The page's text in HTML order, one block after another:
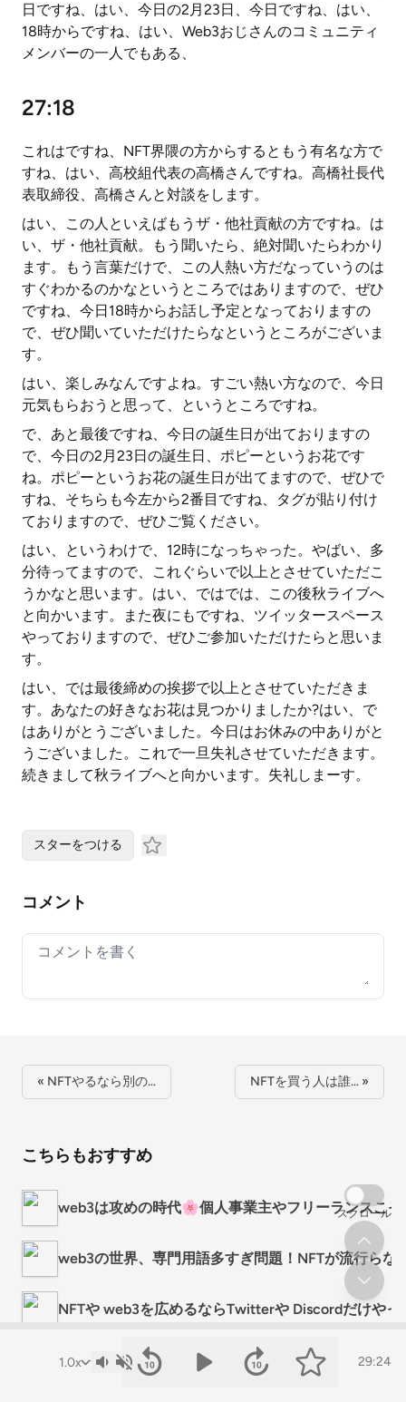
日ですね、はい、今日の2月23日、今日ですね、はい、
18時からですね、はい、Web3おじさんのコミュニティ
メンバーの一人でもある、
27:18
これはですね、NFT界隈の方からするともう有名な方で
すね、はい、高校組代表の高橋さんですね。高橋社長代
表取締役、高橋さんと対談をします。
はい、この人といえばもうザ・他社貢献の方ですね。は
い、ザ・他社貢献。もう聞いたら、絶対聞いたらわかり
ます。もう言葉だけで、この人熱い方だなっていうのは
すぐわかるのかなというところではありますので、ぜひ
ですね、今日18時からお話し予定となっておりますの
で、ぜひ聞いていただけたらなというところがございま
す。
はい、楽しみなんですよね。すごい熱い方なので、今日
元気もらおうと思って、というところですね。
で、あと最後ですね、今日の誕生日が出ておりますの
で、今日の2月23日の誕生日、ポピーというお花です
ね。ポピーというお花の誕生日が出てますので、ぜひで
すね、そちらも今左から2番目ですね、タグが貼り付け
ておりますので、ぜひご覧ください。
はい、というわけで、12時になっちゃった。やばい、多
分待ってますので、これぐらいで以上とさせていただこ
うかなと思います。はい、ではでは、この後秋ライブへ
と向かいます。また夜にもですね、ツイッタースペース
やっておりますので、ぜひご参加いただけたらと思いま
す。
はい、では最後締めの挨拶で以上とさせていただきま
す。あなたの好きなお花は見つかりましたか?はい、で
はありがとうございました。今日はお休みの中ありがと
うございました。これで一旦失礼させていただきます。
続きまして秋ライブへと向かいます。失礼しまーす。
29:24
スターをつける
コメント
Your comment
« NFTやるなら別の… NFTを買う人は誰… »
こちらもおすすめ
web3は攻めの時代🌸個人事業主やフリーランスこ
web3の世界、専門用語多すぎ問題！NFTが流行らな
NFTや web3を広めるならTwitterや Discordだけやっ
「1人でもがく」より「みんなでもがく」がいい。
スクロール